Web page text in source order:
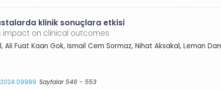
klinik sonuçlara etkisi
impact on clinical outcomes
Ali Fuat Kaan Gok, Ismail Cem Sormaz, Nihat Aksakal, Leman
Sayfalar 546 - 553